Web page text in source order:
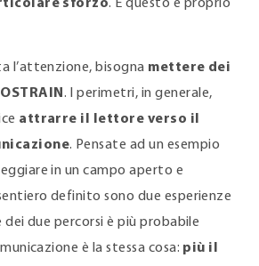
sforzo. E questo è proprio
l’attenzione, bisogna mettere dei
. I perimetri, in generale,
attrarre il lettore verso il
. Pensate ad un esempio
in un campo aperto e
definito sono due esperienze
due percorsi è più probabile
è la stessa cosa: più il